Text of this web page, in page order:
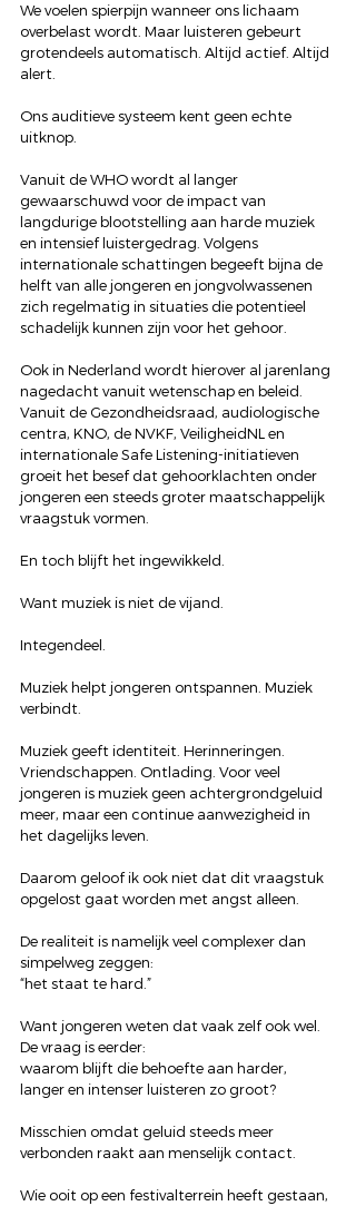
We voelen spierpijn wanneer ons lichaam
overbelast wordt. Maar luisteren gebeurt
grotendeels automatisch. Altijd actief. Altijd
alert.
Ons auditieve systeem kent geen echte
uitknop.
Vanuit de WHO wordt al langer
gewaarschuwd voor de impact van
langdurige blootstelling aan harde muziek
en intensief luistergedrag. Volgens
internationale schattingen begeeft bijna de
helft van alle jongeren en jongvolwassenen
zich regelmatig in situaties die potentieel
schadelijk kunnen zijn voor het gehoor.
Ook in Nederland wordt hierover al jarenlang
nagedacht vanuit wetenschap en beleid.
Vanuit de Gezondheidsraad, audiologische
centra, KNO, de NVKF, VeiligheidNL en
internationale Safe Listening-initiatieven
groeit het besef dat gehoorklachten onder
jongeren een steeds groter maatschappelijk
vraagstuk vormen.
En toch blijft het ingewikkeld.
Want muziek is niet de vijand.
Integendeel.
Muziek helpt jongeren ontspannen. Muziek
verbindt.
Muziek geeft identiteit. Herinneringen.
Vriendschappen. Ontlading. Voor veel
jongeren is muziek geen achtergrondgeluid
meer, maar een continue aanwezigheid in
het dagelijks leven.
Daarom geloof ik ook niet dat dit vraagstuk
opgelost gaat worden met angst alleen.
De realiteit is namelijk veel complexer dan
simpelweg zeggen:
“het staat te hard.”
Want jongeren weten dat vaak zelf ook wel.
De vraag is eerder:
waarom blijft die behoefte aan harder,
langer en intenser luisteren zo groot?
Misschien omdat geluid steeds meer
verbonden raakt aan menselijk contact.
Wie ooit op een festivalterrein heeft gestaan,